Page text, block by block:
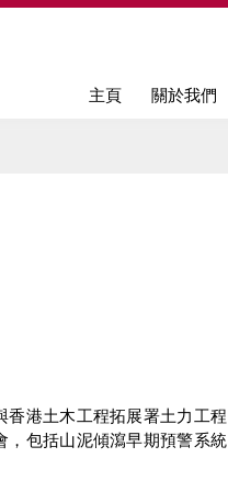
to navigation
主頁 關於我們
港土木工程拓展署土力工程
，包括山泥傾瀉早期預警系統